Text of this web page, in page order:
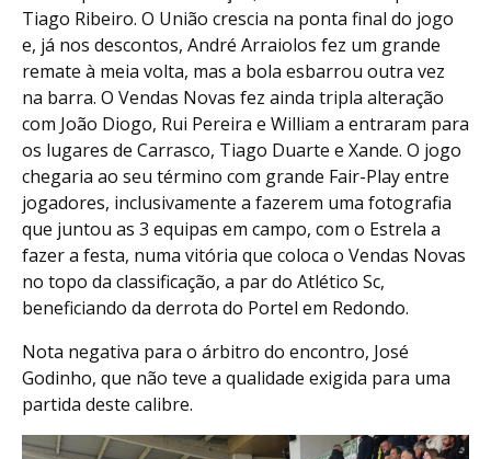
Tiago Ribeiro. O União crescia na ponta final do jogo
e, já nos descontos, André Arraiolos fez um grande
remate à meia volta, mas a bola esbarrou outra vez
na barra. O Vendas Novas fez ainda tripla alteração
com João Diogo, Rui Pereira e William a entraram para
os lugares de Carrasco, Tiago Duarte e Xande. O jogo
chegaria ao seu término com grande Fair-Play entre
jogadores, inclusivamente a fazerem uma fotografia
que juntou as 3 equipas em campo, com o Estrela a
fazer a festa, numa vitória que coloca o Vendas Novas
no topo da classificação, a par do Atlético Sc,
beneficiando da derrota do Portel em Redondo.
Nota negativa para o árbitro do encontro, José
Godinho, que não teve a qualidade exigida para uma
partida deste calibre.